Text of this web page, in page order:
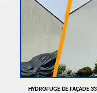
HYDROFUGE DE FAÇADE 33